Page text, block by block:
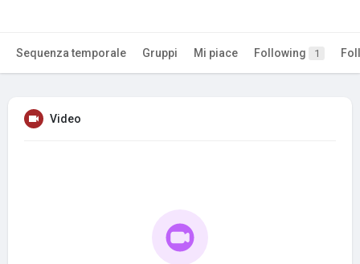
Sequenza temporale Gruppi Mi piace Following 1
Video